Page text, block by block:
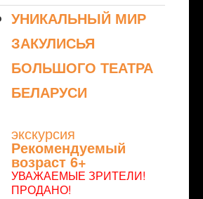
УНИКАЛЬНЫЙ МИР
ЗАКУЛИСЬЯ
БОЛЬШОГО ТЕАТРА
БЕЛАРУСИ
экскурсия
Рекомендуемый
возраст 6+
УВАЖАЕМЫЕ ЗРИТЕЛИ!
ПРОДАНО!